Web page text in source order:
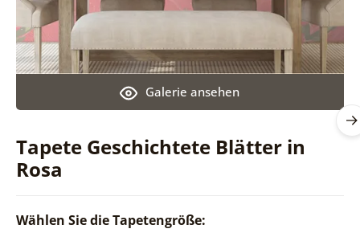
Tapete Geschichtete Blätter in
Rosa
Galerie ansehen
Wählen Sie die Tapetengröße: